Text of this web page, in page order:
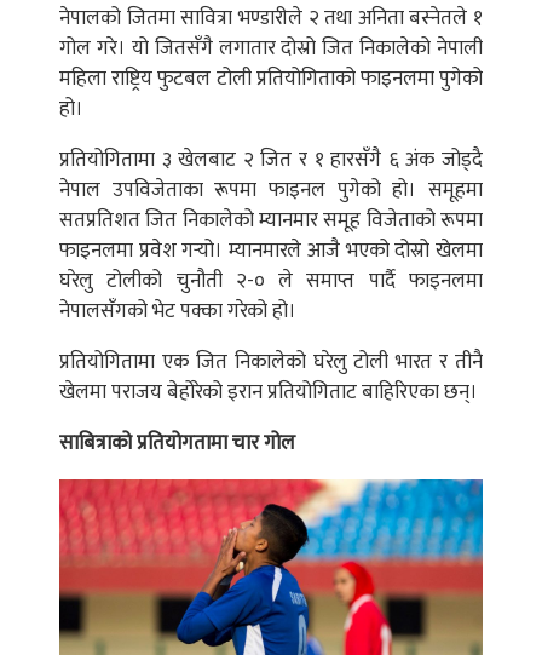
नेपालको जितमा सावित्रा भण्डारीले २ तथा अनिता बस्नेतले १
गोल गरे। यो जितसँगै लगातार दोस्रो जित निकालेको नेपाली
महिला राष्ट्रिय फुटबल टोली प्रतियोगिताको फाइनलमा पुगेको
हो।
प्रतियोगितामा ३ खेलबाट २ जित र १ हारसँगै ६ अंक जोड्दै
नेपाल उपविजेताका रूपमा फाइनल पुगेको हो। समूहमा
सतप्रतिशत जित निकालेको म्यानमार समूह विजेताको रूपमा
फाइनलमा प्रवेश गर्‍यो। म्यानमारले आजै भएको दोस्रो खेलमा
घरेलु टोलीको चुनौती २-० ले समाप्त पार्दै फाइनलमा
नेपालसँगको भेट पक्का गरेको हो।
प्रतियोगितामा एक जित निकालेको घरेलु टोली भारत र तीनै
खेलमा पराजय बेहोरेको इरान प्रतियोगिताट बाहिरिएका छन्।
साबित्राको प्रतियोगतामा चार गोल